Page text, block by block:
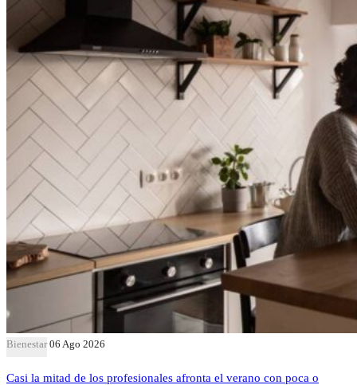
Bienestar 06 Ago 2026
Casi la mitad de los profesionales afronta el verano con poca o